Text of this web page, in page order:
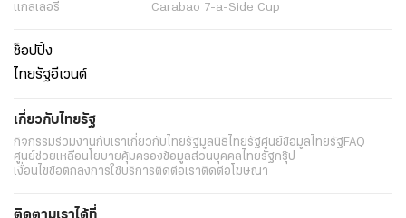
แกลเลอรี่
Carabao 7-a-Side Cup
ช็อปปิ้ง
ไทยรัฐอีเวนต์
เกี่ยวกับไทยรัฐ
กิจกรรมร่วมงานกับเราเกี่ยวกับไทยรัฐมูลนิธิไทยรัฐศูนย์ข้อมูลไทยรัฐFAQ
ศูนย์ช่วยเหลือนโยบายคุ้มครองข้อมูลส่วนบุคคลไทยรัฐกรุ๊ป
เงื่อนไขข้อตกลงการใช้บริการติดต่อเราติดต่อโฆษณา